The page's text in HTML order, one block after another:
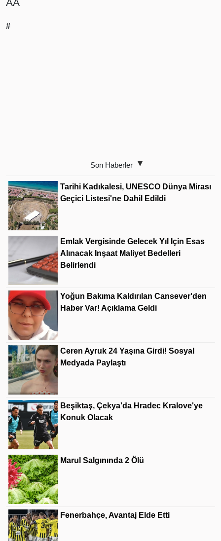
#
Son Haberler
Tarihi Kadıkalesi, UNESCO Dünya Mirası
Geçici Listesi'ne Dahil Edildi
Emlak Vergisinde Gelecek Yıl Için Esas
Alınacak Inşaat Maliyet Bedelleri
Belirlendi
Yoğun Bakıma Kaldırılan Cansever'den
Haber Var! Açıklama Geldi
Ceren Ayruk 24 Yaşına Girdi! Sosyal
Medyada Paylaştı
Beşiktaş, Çekya'da Hradec Kralove'ye
Konuk Olacak
Marul Salgınında 2 Ölü
Fenerbahçe, Avantaj Elde Etti